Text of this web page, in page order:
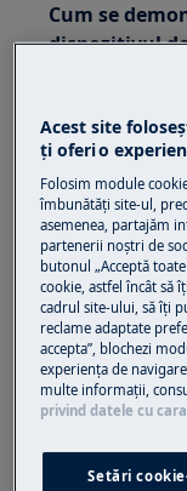
Cum se
dispozitivul
de etanșare
Scoateți din
jos.
Acest site
ţi oferi o
Folosim module
îmbunătăţi site-ul,
asemenea, partajăm
partenerii noștri de
butonul „Acceptă
cookie, astfel încât să
cadrul site-ului, să îţi
reclame adaptate
accepta”, blochezi
experienţa de
multe informaţii,
privind datele cu
Setări